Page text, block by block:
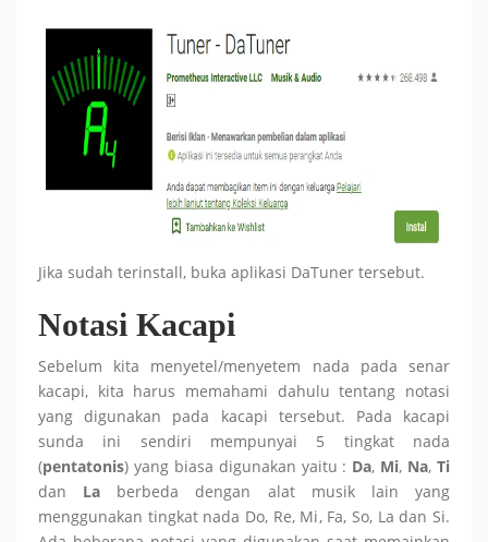
Jika sudah terinstall, buka aplikasi DaTuner tersebut.
Notasi Kacapi
Sebelum kita menyetel/menyetem nada pada senar
kacapi, kita harus memahami dahulu tentang notasi
yang digunakan pada kacapi tersebut. Pada kacapi
sunda ini sendiri mempunyai 5 tingkat nada
(pentatonis) yang biasa digunakan yaitu : Da, Mi, Na,Ti
dan La berbeda dengan alat musik lain yang
menggunakan tingkat nada Do, Re, Mi, Fa, So, La dan Si.